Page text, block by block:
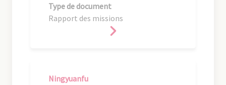
Type de document
Rapport des missions
Ningyuanfu